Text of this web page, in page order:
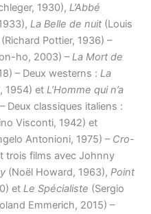
1930), L’Abbé
La Belle de nuit (Louis
(Richard Pottier, 1936) –
ho, 2003) –La Mort de
– Deux westerns : La
1954) et L’Homme qui n’a
Deux classiques italiens :
Visconti, 1942) et
Antonioni, 1975) – Cro-
trois films avec Johnny
(Noël Howard, 1963), Point
et Le Spécialiste (Sergio
Emmerich, 2015) –